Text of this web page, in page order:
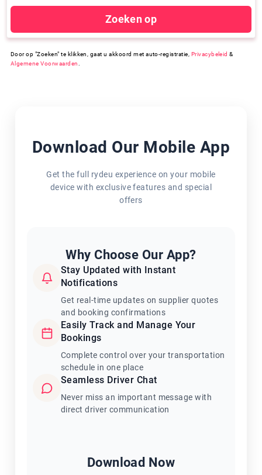
Zoeken op
Door op "Zoeken" te klikken, gaat u akkoord met auto-registratie, Privacybeleid &
Algemene Voorwaarden
Download Our Mobile App
Get the full rydeu experience on your mobile
device with exclusive features and special
offers
Why Choose Our App?
Stay Updated with Instant
Notifications
Get real-time updates on supplier quotes
and booking confirmations
Easily Track and Manage Your
Bookings
Complete control over your transportation
schedule in one place
Seamless Driver Chat
Never miss an important message with
direct driver communication
Download Now